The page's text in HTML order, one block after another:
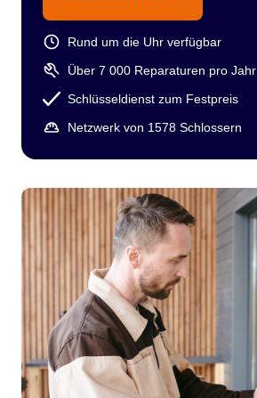
Rund um die Uhr verfügbar
Über 7 000 Reparaturen pro Jahr
Schlüsseldienst zum Festpreis
Netzwerk von 1578 Schlossern